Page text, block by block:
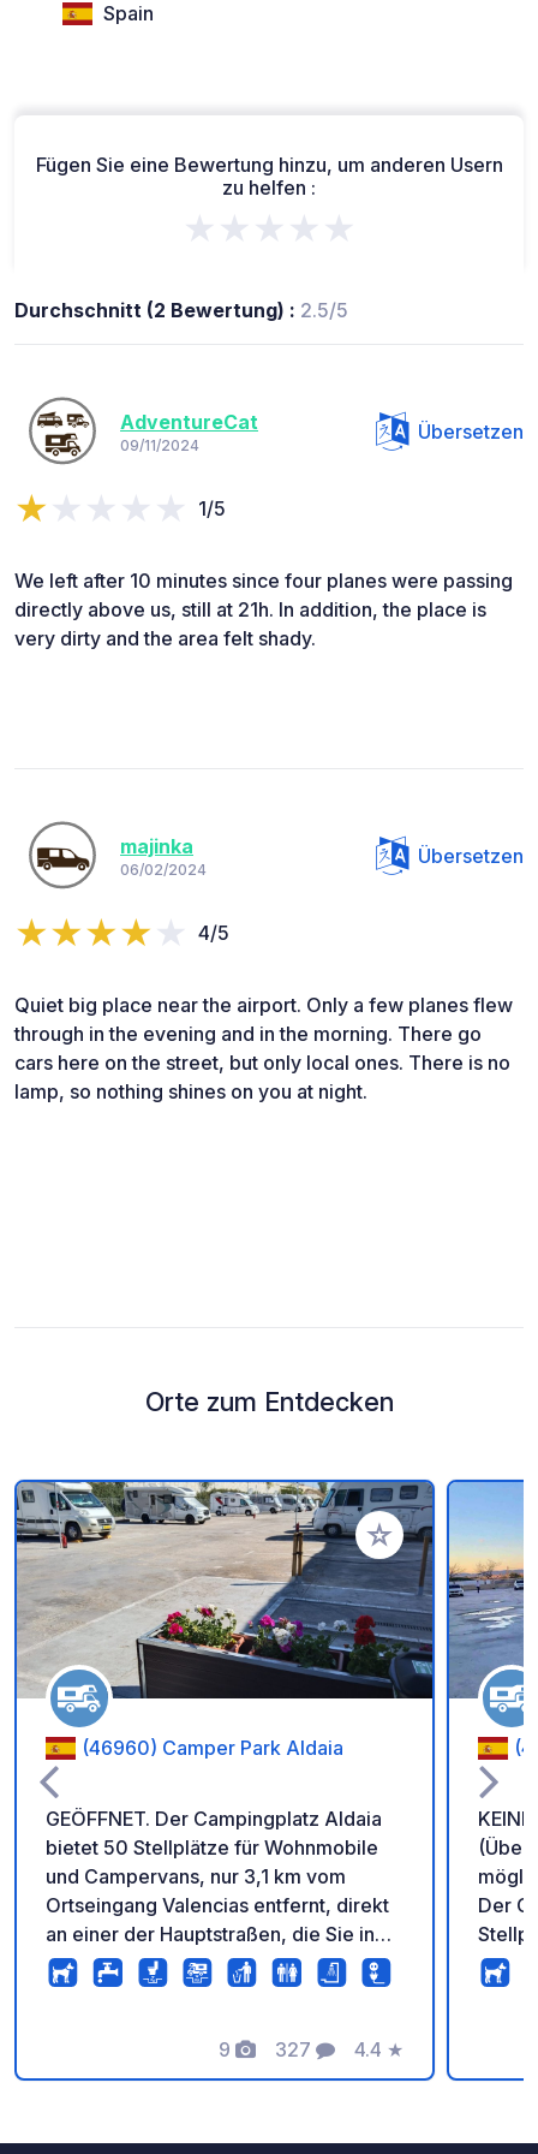
Spain
Fügen Sie eine Bewertung hinzu, um anderen Usern
zu helfen :
★★★★★
Durchschnitt (2 Bewertung) : 2.5/5
AdventureCat
09/11/2024
Übersetzen
1/5
We left after 10 minutes since four planes were passing
directly above us, still at 21h. In addition, the place is
very dirty and the area felt shady.
majinka
06/02/2024
Übersetzen
4/5
Quiet big place near the airport. Only a few planes flew
through in the evening and in the morning. There go
cars here on the street, but only local ones. There is no
lamp, so nothing shines on you at night.
Orte zum Entdecken
Zu Ihren Favoriten
(46960) Camper Park Aldaia
GEÖFFNET. Der Campingplatz Aldaia
bietet 50 Stellplätze für Wohnmobile
und Campervans, nur 3,1 km vom
Ortseingang Valencias entfernt, direkt
an einer der Hauptstraßen, die Sie in
die Nähe der wichtigsten
Sehenswürdigkeiten der Stadt führen.
Meter entfernt; von dort erreichen Sie
das Stadtzentrum Valencias in 15
9
Fotos
327
Kommentare
4.4
Bewertung
★
Der